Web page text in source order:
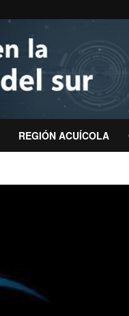
REGIÓN ACUÍCOLA